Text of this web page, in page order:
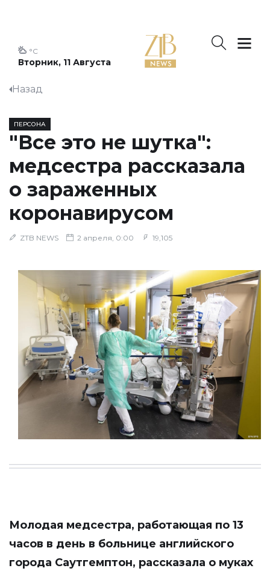
Вторник, 11 Августа
°C
Назад
ПЕРСОНА
"Все это не шутка":
медсестра рассказала
о зараженных
коронавирусом
ZTB NEWS 2 апреля, 0:00 19,105
Молодая медсестра, работающая по 13
часов в день в больнице английского
города Саутгемптон, рассказала о муках